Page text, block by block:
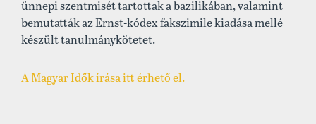
ünnepi szentmisét tartottak a bazilikában, valamint
bemutatták az Ernst-kódex fakszimile kiadása mellé
készült tanulmánykötetet.
A Magyar Idők írása itt érhető el.